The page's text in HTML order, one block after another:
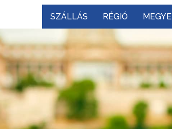
SZÁLLÁS RÉGIÓ MEGYE